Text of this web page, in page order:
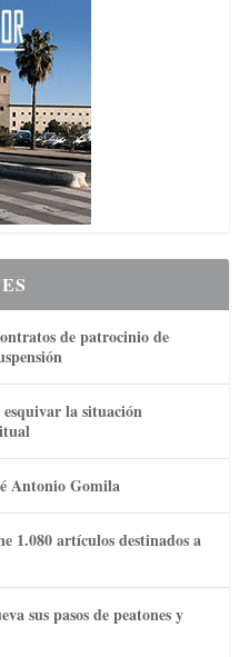
de patrocinio de
la situación
Antonio Gomila
1.080 artículos destinados a
sus pasos de peatones y